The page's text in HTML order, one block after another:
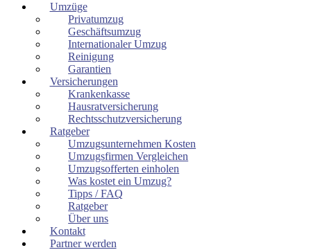
Umzüge
Privatumzug
Geschäftsumzug
Internationaler Umzug
Reinigung
Garantien
Versicherungen
Krankenkasse
Hausratversicherung
Rechtsschutzversicherung
Ratgeber
Umzugsunternehmen Kosten
Umzugsfirmen Vergleichen
Umzugsofferten einholen
Was kostet ein Umzug?
Tipps / FAQ
Ratgeber
Über uns
Kontakt
Partner werden